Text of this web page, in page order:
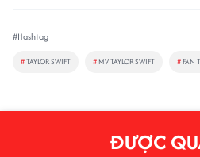
#Hashtag
#TAYLOR SWIFT # MV TAYLOR SWIFT # FAN
ĐƯỢC